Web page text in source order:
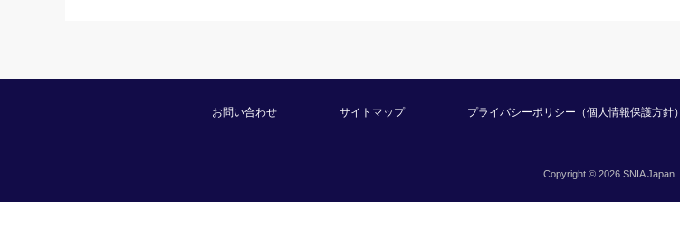
お問い合わせ サイトマップ プライバシーポリシー（個人情報保護方針）
Copyright © 2026 SNIA Japan